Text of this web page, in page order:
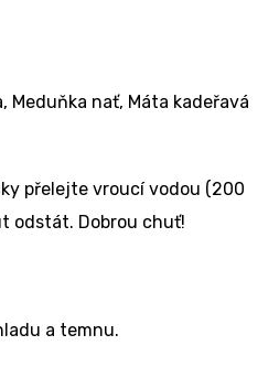
Meduňka nať, Máta kadeřavá
přelejte vroucí vodou (200
odstát. Dobrou chuť!
a temnu.